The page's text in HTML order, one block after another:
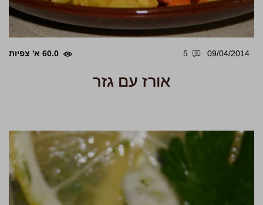
09/04/2014
5 60.0 א' צפיות
אורז עם גזר